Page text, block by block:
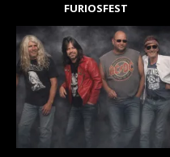
FURIOSFEST